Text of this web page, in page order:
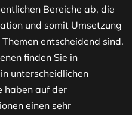
Bereiche ab, die
und somit Umsetzung
entscheidend sind.
finden Sie in
unterscheidlichen
haben auf der
einen sehr